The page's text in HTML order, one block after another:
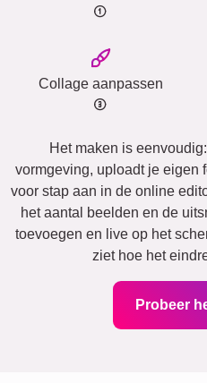
Collage aanpassen
Het maken is
vormgeving, uploadt je eigen
voor stap aan in de online
het aantal beelden en de
toevoegen en live op het
ziet hoe het
Probeer